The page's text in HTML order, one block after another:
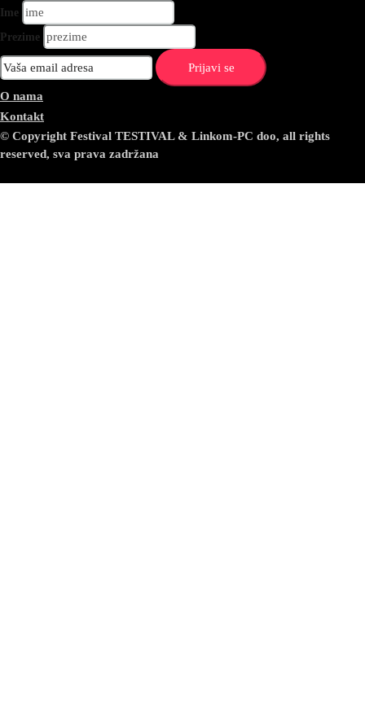
Ime
Prezime
O nama
Kontakt
© Copyright Festival TESTIVAL & Linkom-PC doo, all rights
reserved, sva prava zadržana